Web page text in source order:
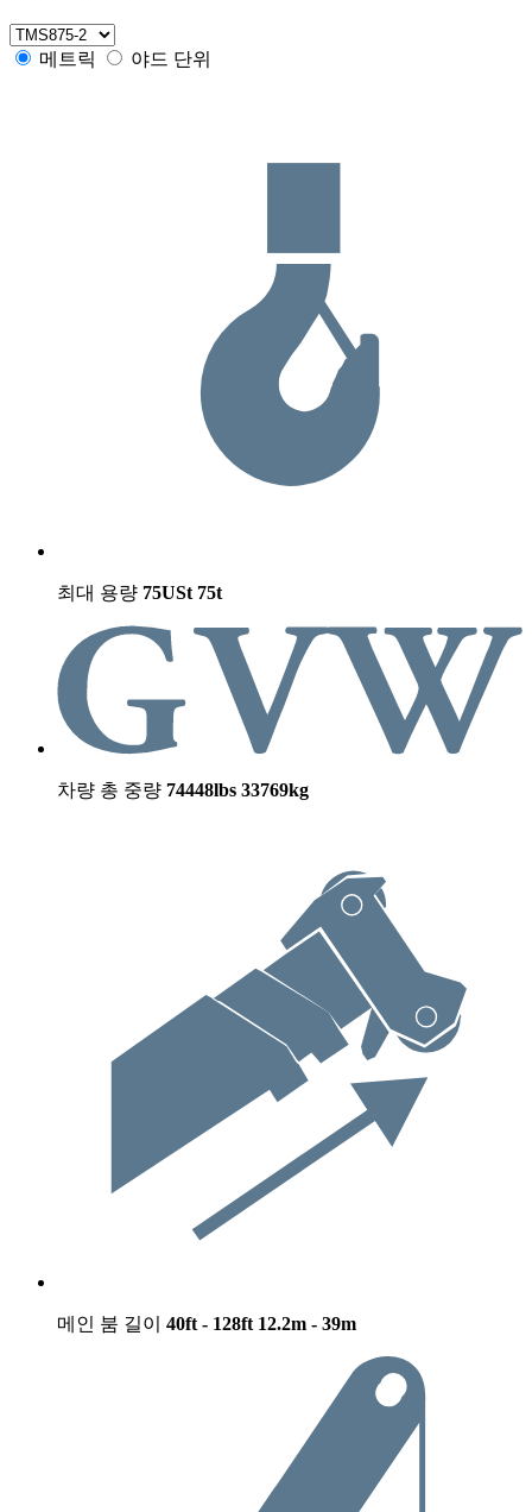
메트릭 야드 단위
최대 용량 75USt 75t
차량 총 중량 74448lbs 33769kg
메인 붐 길이 40ft - 128ft 12.2m - 39m